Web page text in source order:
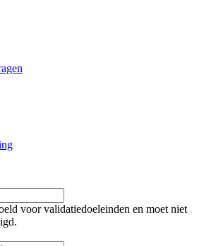
voor validatiedoeleinden en moet niet